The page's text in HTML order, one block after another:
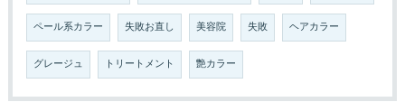
ペール系カラー 失敗お直し 美容院 失敗 ヘアカラー
グレージュ トリートメント 艶カラー